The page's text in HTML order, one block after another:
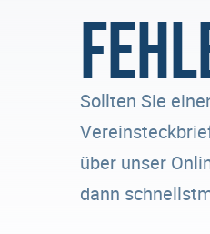
Sollten Sie
über unser
dann